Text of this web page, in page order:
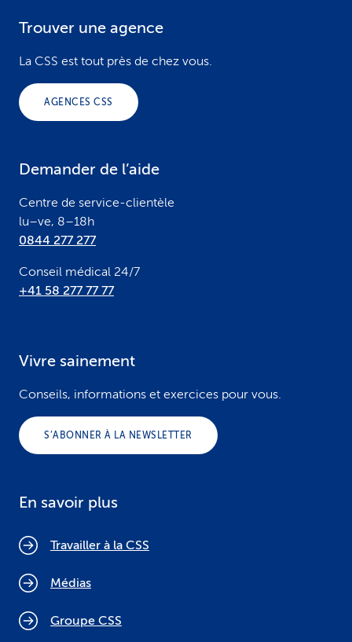
Trouver une agence
La CSS est tout près de chez vous.
AGENCES CSS
Demander de l’aide
Centre de service-clientèle
lu–ve, 8–18h
0844 277 277
Conseil médical 24/7
+41 58 277 77 77
Vivre sainement
Conseils, informations et exercices pour vous.
S’ABONNER À LA NEWSLETTER
En savoir plus
Travailler à la CSS
Médias
Groupe CSS